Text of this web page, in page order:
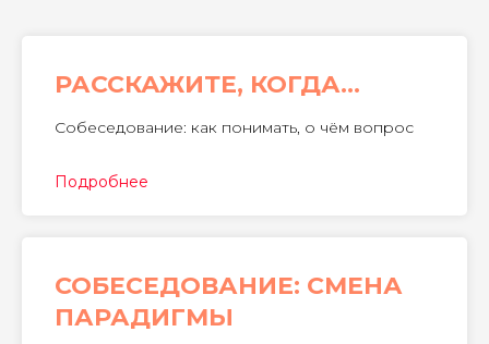
РАССКАЖИТЕ, КОГДА…
Собеседование: как понимать, о чём вопрос
Подробнее
СОБЕСЕДОВАНИЕ: СМЕНА
ПАРАДИГМЫ